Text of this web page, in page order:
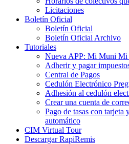
Licitaciones
Boletín Oficial
Boletín Oficial
Boletín Oficial Archivo
Tutoriales
Nueva APP: Mi Muni Mi
Adherir y pagar
Central de Pagos
Cedulón Electrónico
Adhesión al cedulón
Crear una cuenta de
Pago de tasas con tarjeta
automático
CIM Virtual Tour
Descargar RapiRemis